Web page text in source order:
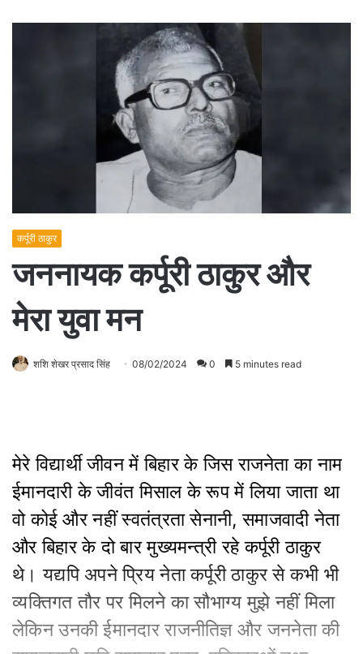
कर्पूरी ठाकुर
जननायक कर्पूरी ठाकुर और
मेरा युवा मन
शशि शेखर प्रसाद सिंह 08/02/2024 0 5 minutes read
मेरे विद्यार्थी जीवन में बिहार के जिस राजनेता का नाम
ईमानदारी के जीवंत मिसाल के रूप में लिया जाता था
वो कोई और नहीं स्वतंत्रता सेनानी, समाजवादी नेता
और बिहार के दो बार मुख्यमन्त्री रहे कर्पूरी ठाकुर
थे। यद्यपि अपने प्रिय नेता कर्पूरी ठाकुर से कभी भी
व्यक्तिगत तौर पर मिलने का सौभाग्य मुझे नहीं मिला
लेकिन उनकी ईमानदार राजनीतिज्ञ और जननेता की